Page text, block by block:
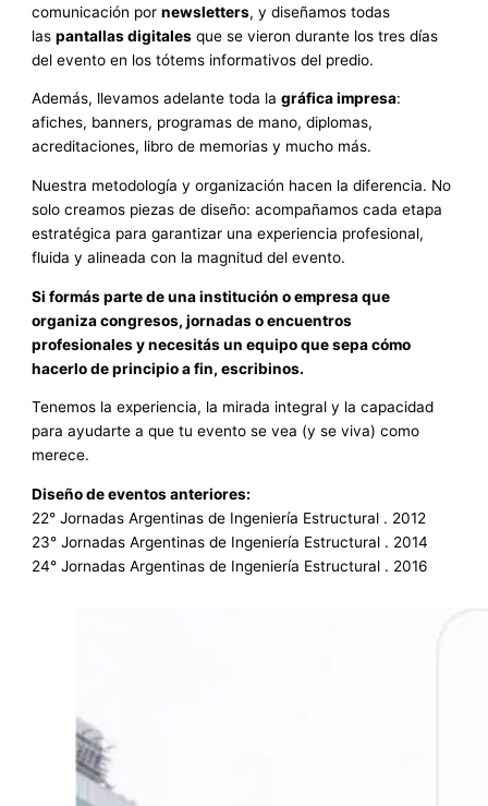
comunicación pornewsletters, y diseñamos todas
laspantallas digitales que se vieron durante los tres días
del evento en los tótems informativos del predio.
Además, llevamos adelante toda lagráfica impresa:
afiches, banners, programas de mano, diplomas,
acreditaciones, libro de memorias y mucho más.
Nuestra metodología y organización hacen la diferencia. No
solo creamos piezas de diseño: acompañamos cada etapa
estratégica para garantizar una experiencia profesional,
fluida y alineada con la magnitud del evento.
Si formás parte de una institución o empresa que
organiza congresos, jornadas o encuentros
profesionales y necesitás un equipo que sepa cómo
hacerlo de principio a fin, escribinos.
Tenemos la experiencia, la mirada integral y la capacidad
para ayudarte a que tu evento se vea (y se viva) como
merece.
Diseño de eventos anteriores:
22° Jornadas Argentinas de Ingeniería Estructural . 2012
23° Jornadas Argentinas de Ingeniería Estructural . 2014
24° Jornadas Argentinas de Ingeniería Estructural . 2016